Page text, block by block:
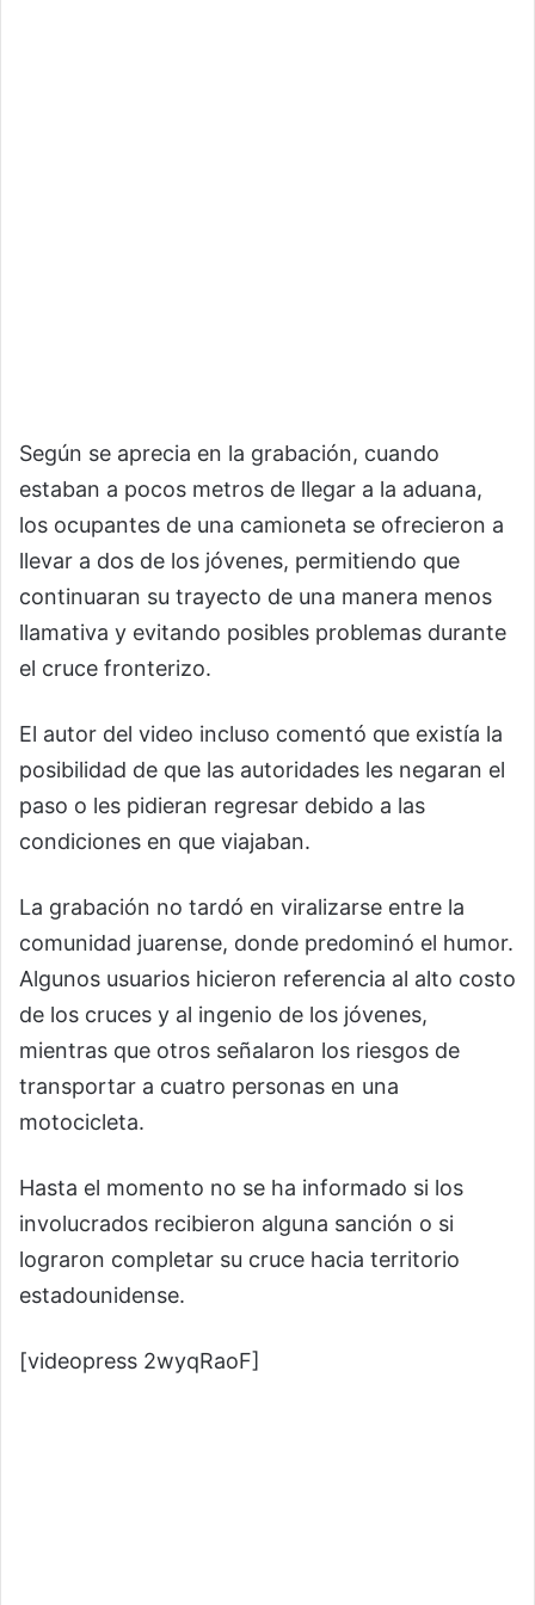
Según se aprecia en la grabación, cuando
estaban a pocos metros de llegar a la aduana,
los ocupantes de una camioneta se ofrecieron a
llevar a dos de los jóvenes, permitiendo que
continuaran su trayecto de una manera menos
llamativa y evitando posibles problemas durante
el cruce fronterizo.
El autor del video incluso comentó que existía la
posibilidad de que las autoridades les negaran el
paso o les pidieran regresar debido a las
condiciones en que viajaban.
La grabación no tardó en viralizarse entre la
comunidad juarense, donde predominó el humor.
Algunos usuarios hicieron referencia al alto costo
de los cruces y al ingenio de los jóvenes,
mientras que otros señalaron los riesgos de
transportar a cuatro personas en una
motocicleta.
Hasta el momento no se ha informado si los
involucrados recibieron alguna sanción o si
lograron completar su cruce hacia territorio
estadounidense.
[videopress 2wyqRaoF]